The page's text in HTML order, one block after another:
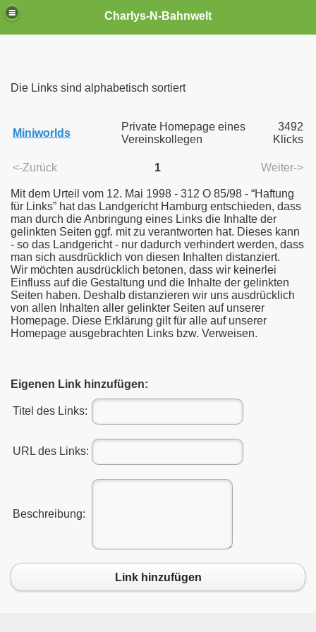
Charlys-N-Bahnwelt
Die Links sind alphabetisch sortiert
Miniworlds
Private Homepage eines
Vereinskollegen
3492
Klicks
<-Zurück 1 Weiter->
Mit dem Urteil vom 12. Mai 1998 - 312 O 85/98 - “Haftung
für Links” hat das Landgericht Hamburg entschieden, dass
man durch die Anbringung eines Links die Inhalte der
gelinkten Seiten ggf. mit zu verantworten hat. Dieses kann
- so das Landgericht - nur dadurch verhindert werden, dass
man sich ausdrücklich von diesen Inhalten distanziert.
Wir möchten ausdrücklich betonen, dass wir keinerlei
Einfluss auf die Gestaltung und die Inhalte der gelinkten
Seiten haben. Deshalb distanzieren wir uns ausdrücklich
von allen Inhalten aller gelinkter Seiten auf unserer
Homepage. Diese Erklärung gilt für alle auf unserer
Homepage ausgebrachten Links bzw. Verweisen.
Eigenen Link hinzufügen:
Titel des Links:
URL des Links:
Beschreibung:
Link hinzufügen